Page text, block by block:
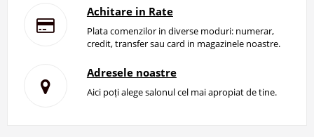
Achitare in Rate
Plata comenzilor in diverse moduri: numerar,
credit, transfer sau card in magazinele noastre.
Adresele noastre
Aici poți alege salonul cel mai apropiat de tine.